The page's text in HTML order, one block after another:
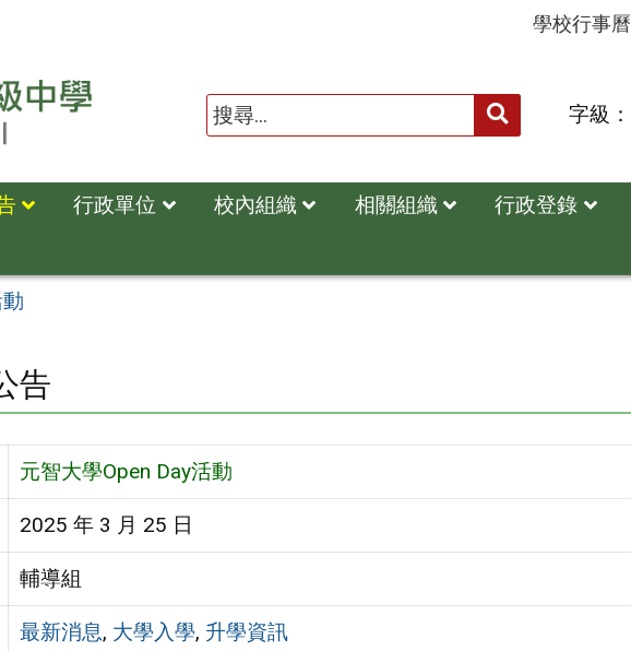
學校行事曆
送出 字級：
行政單位 校內組織 相關組織 行政登錄
告
元智大學Open Day活動
2025 年 3 月 25 日
輔導組
最新消息, 大學入學, 升學資訊